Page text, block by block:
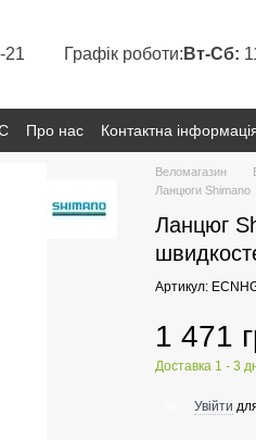
21 Графік роботи: Вт-Сб:
Про нас Контактна
Веломагазин
Ланцюги Shimano
Ланцюг
Артикул:
1 471
Доставка 1 - 3
Увійти